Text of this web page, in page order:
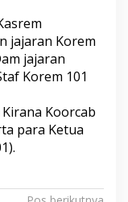
jajaran Korem
jajaran
Korem 101
Koorcab
para Ketua